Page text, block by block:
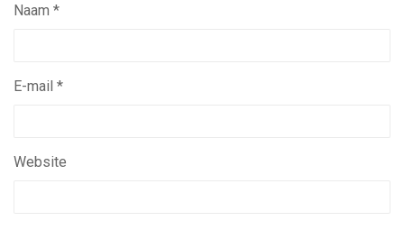
Naam *
E-mail *
Website